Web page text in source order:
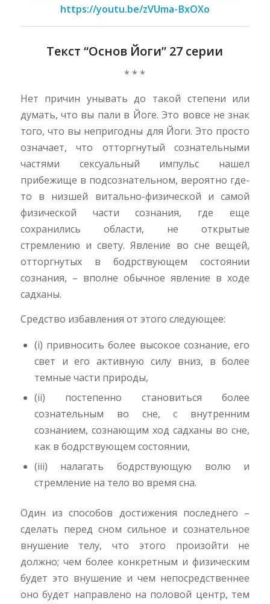
https://youtu.be/zVUma-BxOXo
Текст “Основ Йоги” 27 серии
* * *
Нет причин унывать до такой степени или
думать, что вы пали в Йоге. Это вовсе не знак
того, что вы непригодны для Йоги. Это просто
означает, что отторгнутый сознательными
частями сексуальный импульс нашел
прибежище в подсознательном, вероятно где-
то в низшей витально-физической и самой
физической части сознания, где еще
сохранились области, не открытые
стремлению и свету. Явление во сне вещей,
отторгнутых в бодрствующем состоянии
сознания, – вполне обычное явление в ходе
садханы.
Средство избавления от этого следующее:
(i) привносить более высокое сознание, его
свет и его активную силу вниз, в более
темные части природы,
(ii) постепенно становиться более
сознательным во сне, с внутренним
сознанием, сознающим ход садханы во сне,
как в бодрствующем состоянии,
(iii) налагать бодрствующую волю и
стремление на тело во время сна.
Один из способов достижения последнего –
сделать перед сном сильное и сознательное
внушение телу, что этого произойти не
должно; чем более конкретным и физическим
будет это внушение и чем непосредственнее
оно будет направлено на половой центр, тем